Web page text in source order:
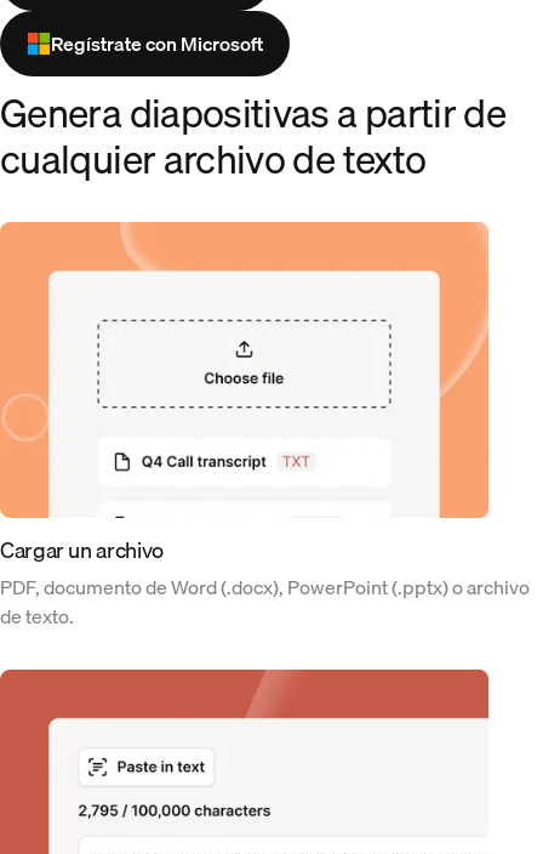
Regístrate con Microsoft
Genera diapositivas a partir de
cualquier archivo de texto
Cargar un archivo
PDF, documento de Word (.docx), PowerPoint (.pptx) o archivo
de texto.